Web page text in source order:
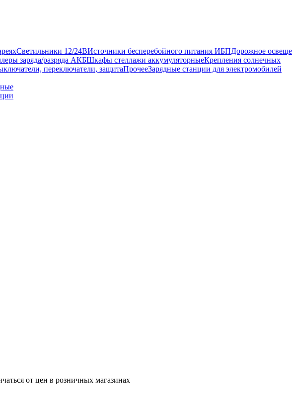
Светильники 12/24ВИсточники бесперебойного питания ИБПДорожное
заряда/разряда АКБШкафы стеллажи аккумуляторныеКрепления солнечных
переключатели, защитаПрочееЗарядные станции для электромобилей
от цен в розничных магазинах